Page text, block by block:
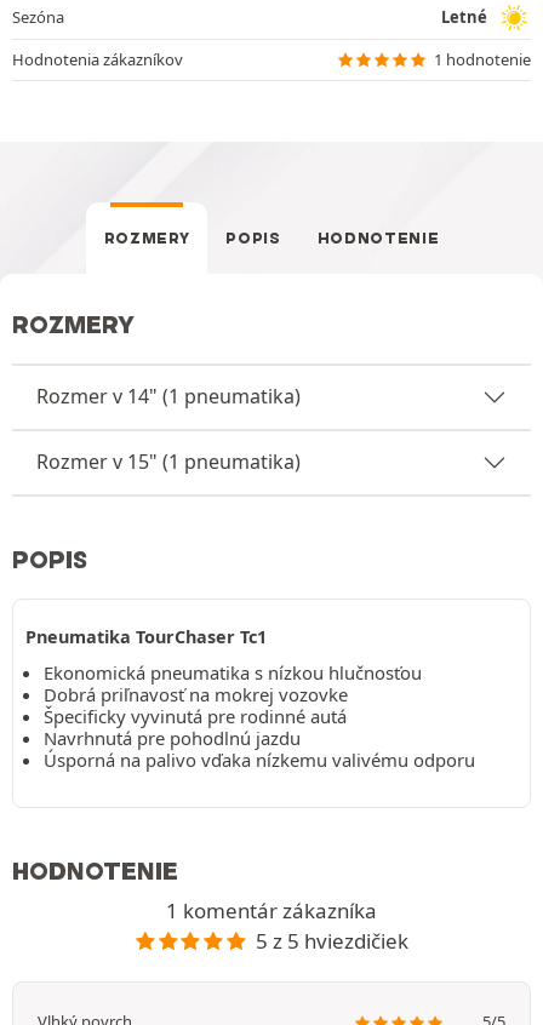
Sezóna
Letné
Hodnotenia zákazníkov
1 hodnotenie
ROZMERY POPIS HODNOTENIE
ROZMERY
Rozmer v 14" (1 pneumatika)
Rozmer v 15" (1 pneumatika)
POPIS
Pneumatika TourChaser Tc1
Ekonomická pneumatika s nízkou hlučnosťou
Dobrá priľnavosť na mokrej vozovke
Špecificky vyvinutá pre rodinné autá
Navrhnutá pre pohodlnú jazdu
Úsporná na palivo vďaka nízkemu valivému odporu
HODNOTENIE
1 komentár zákazníka
5 z 5 hviezdičiek